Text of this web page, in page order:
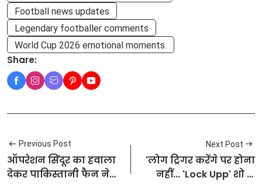
Football news updates
Legendary footballer comments
World Cup 2026 emotional moments.
Share:
Previous Post
ऑपरेशन सिंदूर का हवाला
देकर पाकिस्तानी फैन ने
Next Post
'लोग ट्रिगर करेंगे पर होना
नहीं... 'Lock Upp' शो में